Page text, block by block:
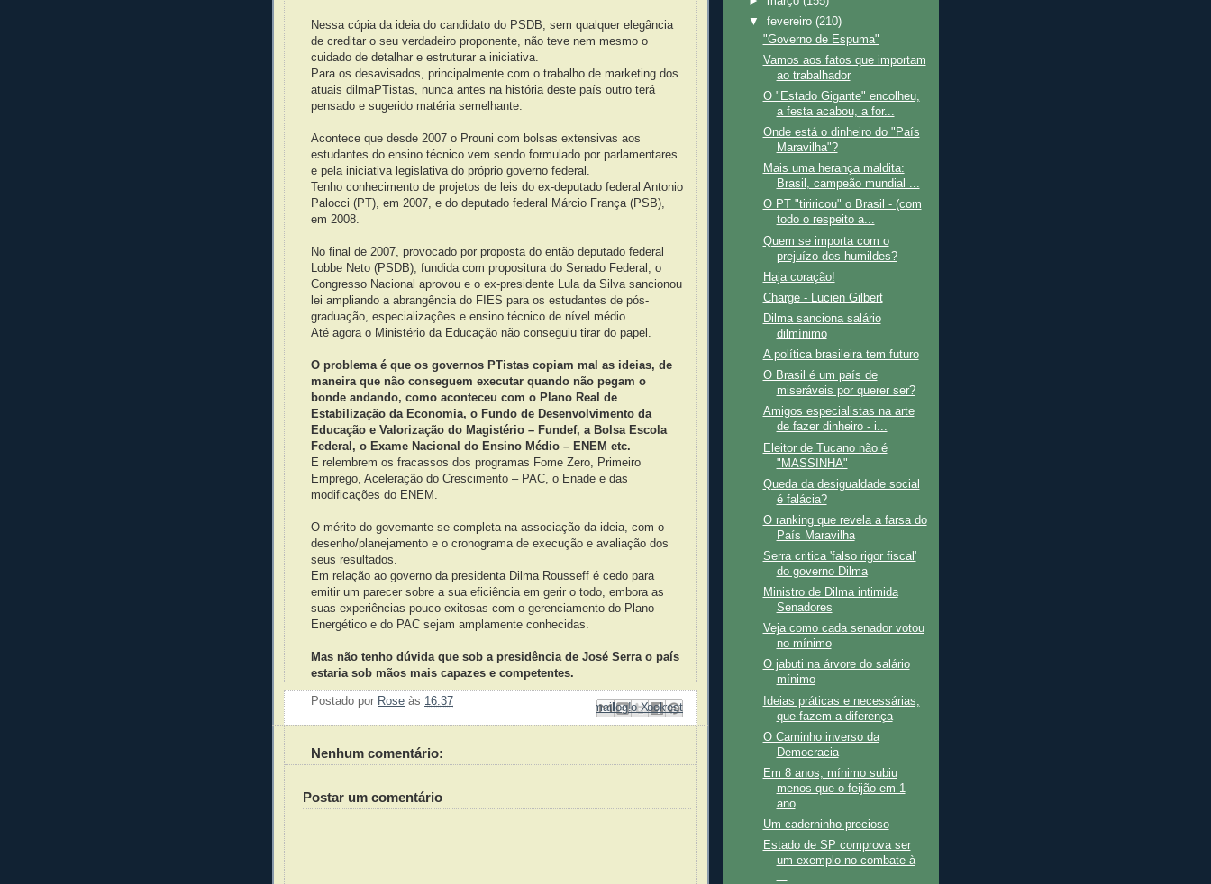
Nessa cópia da ideia do candidato do PSDB, sem qualquer elegância
de creditar o seu verdadeiro proponente, não teve nem mesmo o
cuidado de detalhar e estruturar a iniciativa.
Para os desavisados, principalmente com o trabalho de marketing dos
atuais dilmaPTistas, nunca antes na história deste país outro terá
pensado e sugerido matéria semelhante.
Acontece que desde 2007 o Prouni com bolsas extensivas aos
estudantes do ensino técnico vem sendo formulado por parlamentares
e pela iniciativa legislativa do próprio governo federal.
Tenho conhecimento de projetos de leis do ex-deputado federal Antonio
Palocci (PT), em 2007, e do deputado federal Márcio França (PSB),
em 2008.
No final de 2007, provocado por proposta do então deputado federal
Lobbe Neto (PSDB), fundida com propositura do Senado Federal, o
Congresso Nacional aprovou e o ex-presidente Lula da Silva sancionou
lei ampliando a abrangência do FIES para os estudantes de pós-
graduação, especializações e ensino técnico de nível médio.
Até agora o Ministério da Educação não conseguiu tirar do papel.
O problema é que os governos PTistas copiam mal as ideias, de
maneira que não conseguem executar quando não pegam o
bonde andando, como aconteceu com o Plano Real de
Estabilização da Economia, o Fundo de Desenvolvimento da
Educação e Valorização do Magistério – Fundef, a Bolsa Escola
Federal, o Exame Nacional do Ensino Médio – ENEM etc.
E relembrem os fracassos dos programas Fome Zero, Primeiro
Emprego, Aceleração do Crescimento – PAC, o Enade e das
modificações do ENEM.
O mérito do governante se completa na associação da ideia, com o
desenho/planejamento e o cronograma de execução e avaliação dos
seus resultados.
Em relação ao governo da presidenta Dilma Rousseff é cedo para
emitir um parecer sobre a sua eficiência em gerir o todo, embora as
suas experiências pouco exitosas com o gerenciamento do Plano
Energético e do PAC sejam amplamente conhecidas.
Mas não tenho dúvida que sob a presidência de José Serra o país
estaria sob mãos mais capazes e competentes.
Postado por Rose às 16:37 Enviar por e-mail
Postar no blog!
Compartilhar no X
Compartilhar no Facebook
Compartilhar com o Pinterest
Nenhum comentário:
Postar um comentário
▼fevereiro(210)
"Governo de Espuma"
Vamos aos fatos que importam
ao trabalhador
O "Estado Gigante" encolheu,
a festa acabou, a for...
Onde está o dinheiro do "País
Maravilha"?
Mais uma herança maldita:
Brasil, campeão mundial ...
O PT "tiriricou" o Brasil - (com
todo o respeito a...
Quem se importa com o
prejuízo dos humildes?
Haja coração!
Charge - Lucien Gilbert
Dilma sanciona salário
dilmínimo
A política brasileira tem futuro
O Brasil é um país de
miseráveis por querer ser?
Amigos especialistas na arte
de fazer dinheiro - i...
Eleitor de Tucano não é
"MASSINHA"
Queda da desigualdade social
é falácia?
O ranking que revela a farsa do
País Maravilha
Serra critica 'falso rigor fiscal'
do governo Dilma
Ministro de Dilma intimida
Senadores
Veja como cada senador votou
no mínimo
O jabuti na árvore do salário
mínimo
Ideias práticas e necessárias,
que fazem a diferença
O Caminho inverso da
Democracia
Em 8 anos, mínimo subiu
menos que o feijão em 1
ano
Um caderninho precioso
Estado de SP comprova ser
um exemplo no combate à
...